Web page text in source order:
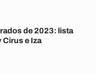
de 2023: lista
Cirus e Iza